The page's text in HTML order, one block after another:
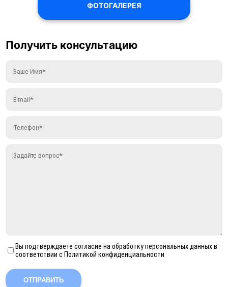
ФОТОГАЛЕРЕЯ
Получить консультацию
Вы подтверждаете согласие на обработку персональных данных в
соответствии с Политикой конфиденциальности
ОТПРАВИТЬ